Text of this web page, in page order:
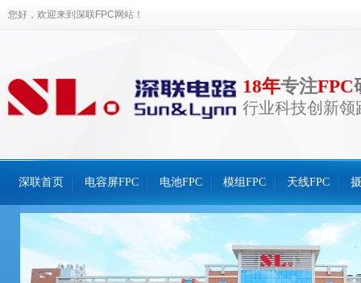
您好，欢迎来到深联FPC网站！
18年专注FPC
行业科技创新领
深联首页 电容屏FPC 电池FPC 模组FPC 天线FPC